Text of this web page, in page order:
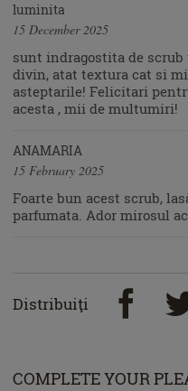
luminita
15 December 2025
sunt indragostita de
divin, atat textura cat si
asteptarile! Felicitari
acesta , mii de multumiri!
ANAMARIA
15 February 2025
Foarte bun acest scrub,
parfumata. Ador mirosul
Distribuiţi
COMPLETE YOUR